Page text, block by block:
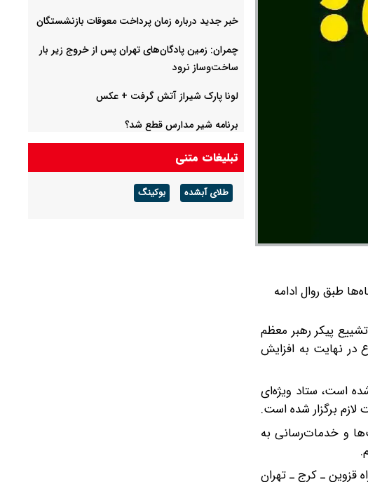
و فعالیت دستگاه‌ها طبق روال ادامه
تشییع پیکر رهبر معظم
در نهایت به افزایش
است، ستاد ویژه‌ای
برگزار شده است.
و خدمات‌رسانی به
قزوین ـ کرج ـ تهران
خبر جدید درباره زمان پرداخت معوقات بازنشستگان
چمران: زمین پادگان‌های تهران پس از خروج زیر بار
ساخت‌وساز نرود
لونا پارک شیراز آتش گرفت + عکس
برنامه شیر مدارس قطع شد؟
تبلیغات متنی
طلای آبشده بوکینگ